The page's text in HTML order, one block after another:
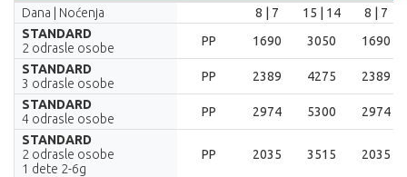
LETOVANJE.2026
14.06.
21.06.
14.06.
28.06.
21.06.
28.06.
Dana | Noćenja 8 | 7 15 | 14
8 | 7
STANDARD
2 odrasle osobe
PP 1690 3050
1690
STANDARD
3 odrasle osobe
PP 2389 4275
2389
STANDARD
4 odrasle osobe
PP 2974 5300
2974
STANDARD
2 odrasle osobe
1 dete 2-6g
PP 2035 3515 2035